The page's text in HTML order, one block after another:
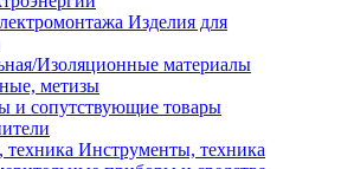
Изделия для
Изоляционные материалы
метизы
и сопутствующие товары
Инструменты, техника